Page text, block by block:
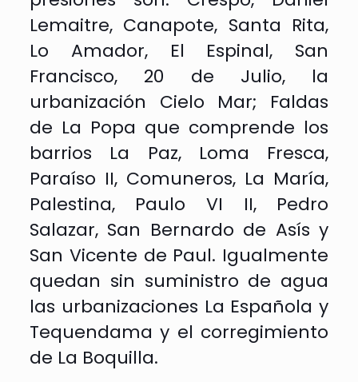
Lemaitre, Canapote, Santa Rita,
Lo Amador, El Espinal, San
Francisco, 20 de Julio, la
urbanización Cielo Mar; Faldas
de La Popa que comprende los
barrios La Paz, Loma Fresca,
Paraíso II, Comuneros, La María,
Palestina, Paulo VI II, Pedro
Salazar, San Bernardo de Asís y
San Vicente de Paul. Igualmente
quedan sin suministro de agua
las urbanizaciones La Española y
Tequendama y el corregimiento
de La Boquilla.